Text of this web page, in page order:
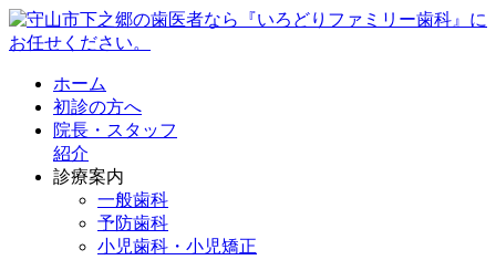
ホーム
初診の方へ
院長・スタッフ
紹介
診療案内
一般歯科
予防歯科
小児歯科・小児矯正